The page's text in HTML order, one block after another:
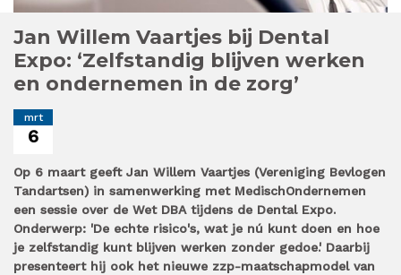
Jan Willem Vaartjes bij Dental
Expo: ‘Zelfstandig blijven werken
en ondernemen in de zorg’
mrt
6
Op 6 maart geeft Jan Willem Vaartjes (Vereniging Bevlogen
Tandartsen) in samenwerking met MedischOndernemen
een sessie over de Wet DBA tijdens de Dental Expo.
Onderwerp: 'De echte risico's, wat je nú kunt doen en hoe
je zelfstandig kunt blijven werken zonder gedoe.' Daarbij
presenteert hij ook het nieuwe zzp-maatschapmodel van